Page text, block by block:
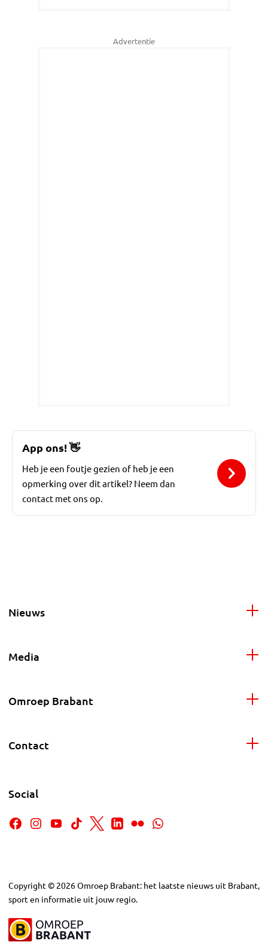
Advertentie
App ons!👋
Heb je een foutje gezien of heb je een
opmerking over dit artikel? Neem dan
contact met ons op.
Nieuws
Media
Omroep Brabant
Contact
Social
Copyright © 2026Omroep Brabant: het laatste nieuws uit Brabant,
sport en informatie uit jouw regio.